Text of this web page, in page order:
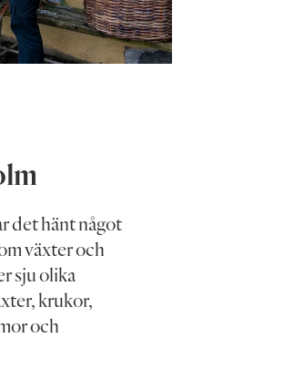
det hänt något
växter och
sju olika
krukor,
och